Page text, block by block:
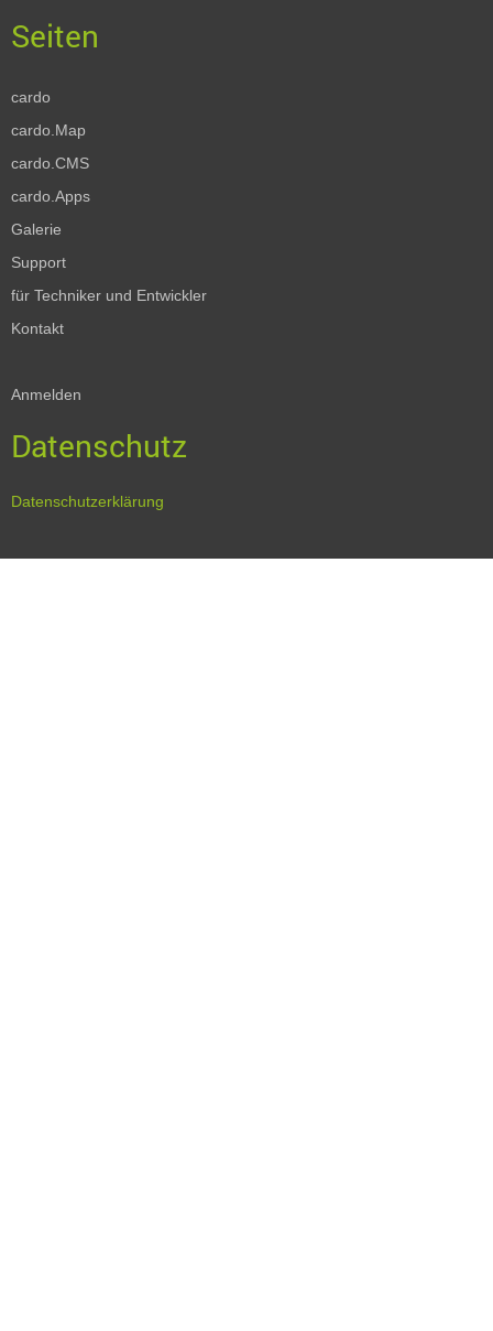
cardo
cardo.Map
cardo.CMS
cardo.Apps
Galerie
Support
für Techniker und Entwickler
Kontakt
Anmelden
Datenschutz
Datenschutzerklärung